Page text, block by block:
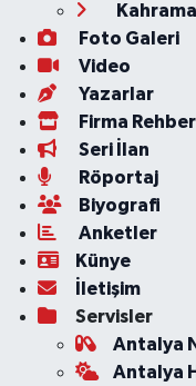
Foto Galeri
Video
Yazarlar
Firma
Seri İlan
Röportaj
Biyografi
Anketler
Künye
İletişim
Servisler
Antalya
Antalya